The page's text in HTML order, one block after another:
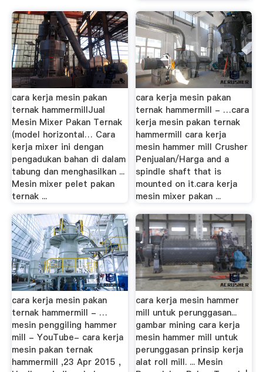
cara kerja mesin pakan
ternak hammermillJual
Mesin Mixer Pakan Ternak
(model horizontal… Cara
kerja mixer ini dengan
pengadukan bahan di dalam
tabung dan menghasilkan ...
Mesin mixer pelet pakan
ternak ...
cara kerja mesin pakan
ternak hammermill - …cara
kerja mesin pakan ternak
hammermill cara kerja
mesin hammer mill Crusher
Penjualan/Harga and a
spindle shaft that is
mounted on it.cara kerja
mesin mixer pakan ...
cara kerja mesin pakan
ternak hammermill - …
mesin penggiling hammer
mill - YouTube- cara kerja
mesin pakan ternak
hammermill ,23 Apr 2015 ,
cara kerja mesin hammer
mill untuk perunggasan...
gambar mining cara kerja
mesin hammer mill untuk
perunggasan prinsip kerja
alat roll mill. ... Mesin